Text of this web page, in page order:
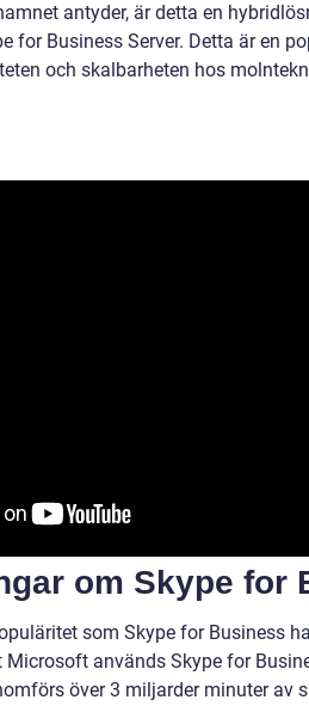
antyder, är detta en
for Business Server. Detta är en
och skalbarheten hos
om Skype for
som Skype for Business
används Skype for
över 3 miljarder minuter av